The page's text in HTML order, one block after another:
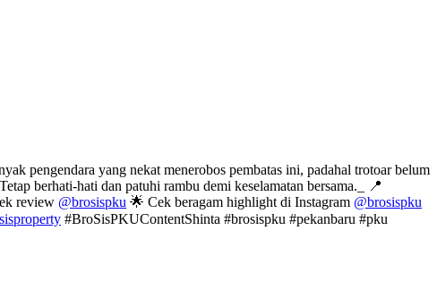
pengendara yang nekat menerobos pembatas ini, padahal trotoar belum
berhati-hati dan patuhi rambu demi keselamatan bersama._ 📍
review @brosispku 🌟 Cek beragam highlight di Instagram @brosispku
#BroSisPKUContentShinta #brosispku #pekanbaru #pku